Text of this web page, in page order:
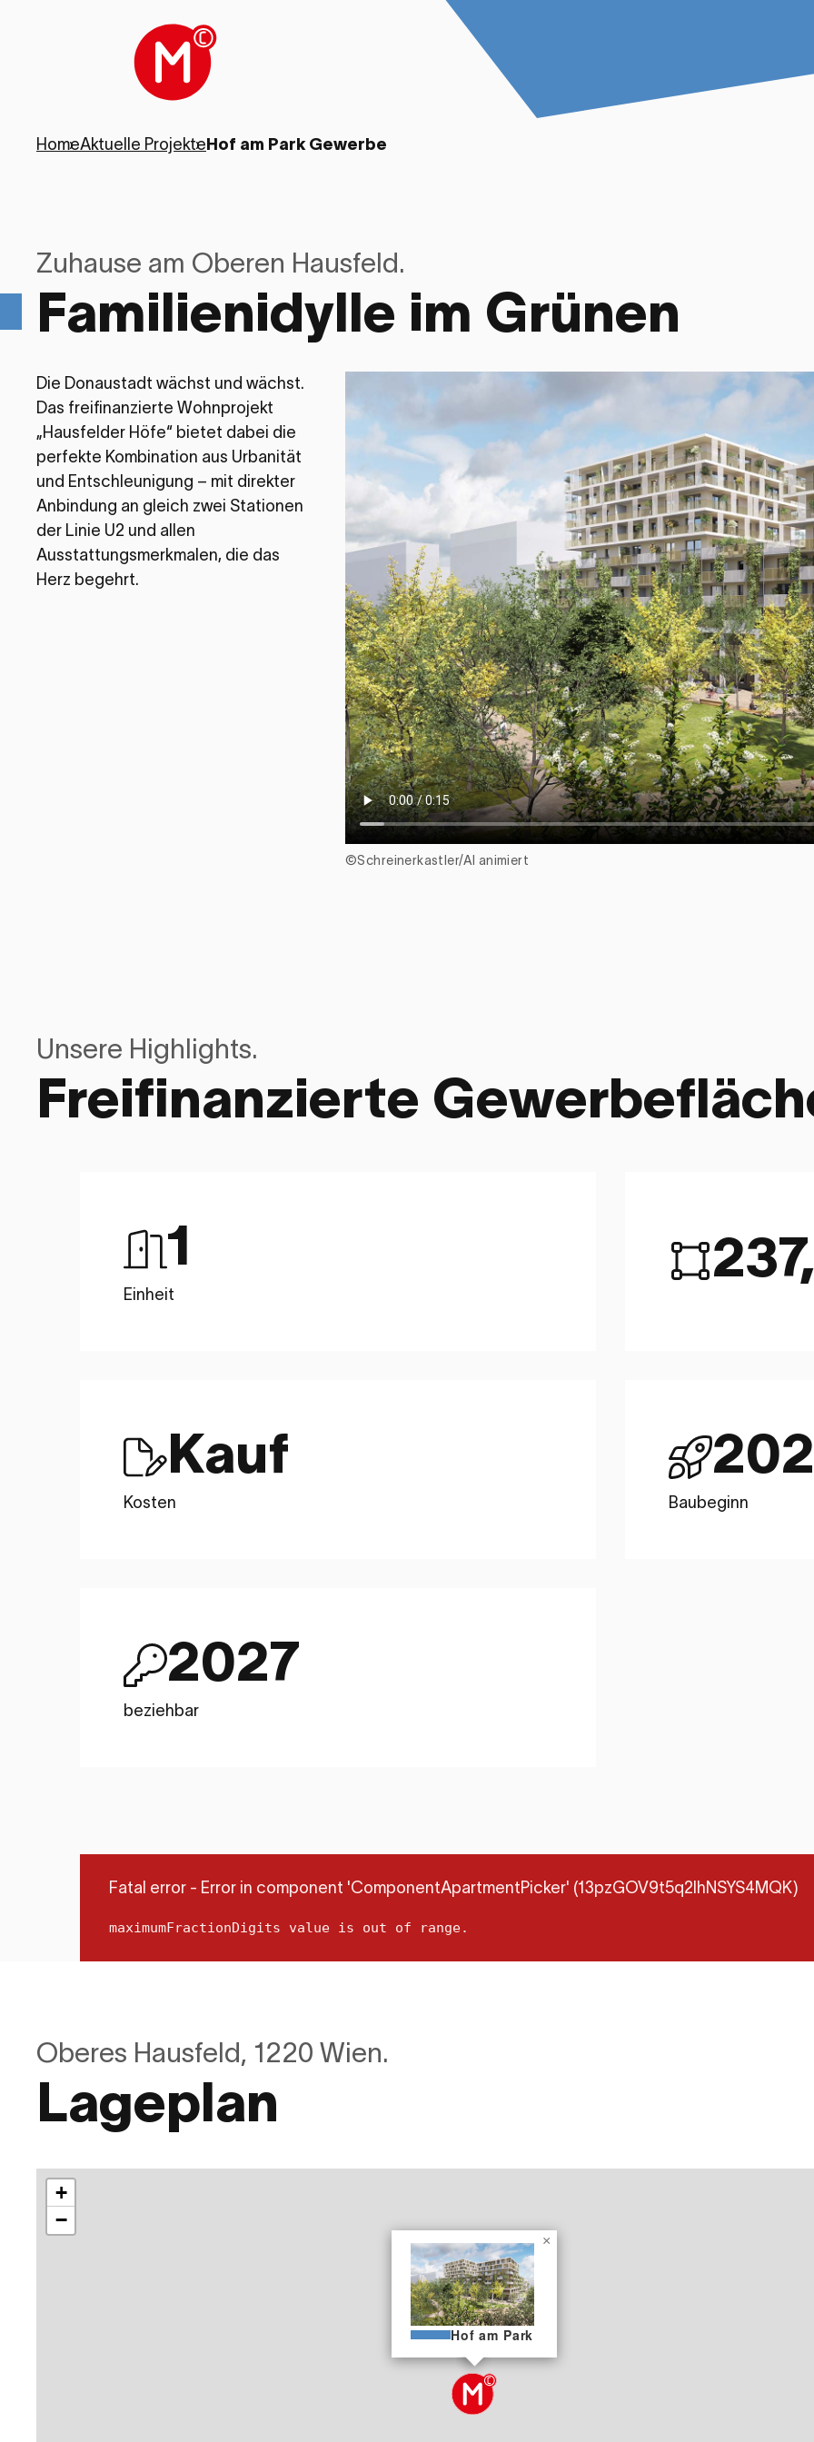
Home
› Aktuelle Projekte
› Hof am Park Gewerbe
Zuhause am Oberen Hausfeld.
Familienidylle im Grünen
©Schreinerkastler/AI animiert
Die Donaustadt wächst und wächst.
Das freifinanzierte Wohnprojekt
„Hausfelder Höfe“ bietet dabei die
perfekte Kombination aus Urbanität
und Entschleunigung – mit direkter
Anbindung an gleich zwei Stationen
der Linie U2 und allen
Ausstattungsmerkmalen, die das
Herz begehrt.
Unsere Highlights.
Freifinanzierte
1
Einheit
Kauf
Kosten Baubeginn
2027
beziehbar
Fatal error - Error in component 'ComponentApartmentPicker' (13pzGOV9t5q2lhNSYS4MQK)
maximumFractionDigits value is out of range.
Oberes Hausfeld, 1220 Wien.
Lageplan
Hof am Park
×
+
−